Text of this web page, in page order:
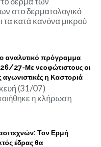
στο δερματολογικό
τα κατά κανόνα μικρού
αναλυτικό πρόγραμμα
27-Με νεοφώτιστους οι
αγωνιστικές η Καστοριά
(31/07)
η κλήρωση
Τον Ερμή
έδρας θα